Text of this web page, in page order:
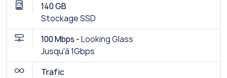
140 GB
Stockage SSD
100 Mbps -Looking Glass
Jusqu'à 1Gbps
Trafic